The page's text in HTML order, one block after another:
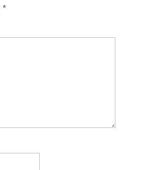
*